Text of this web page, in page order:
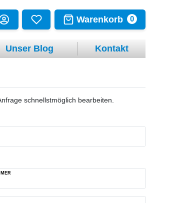
Warenkorb 0
Unser Blog Kontakt
schnellstmöglich bearbeiten.